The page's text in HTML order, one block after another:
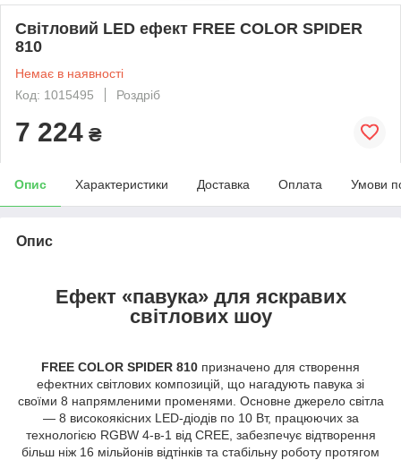
Світловий LED ефект FREE COLOR SPIDER
810
Немає в наявності
Код: 1015495
Роздріб
7 224 ₴
Опис Характеристики Доставка Оплата Умови
Опис
Ефект «павука» для яскравих
світлових шоу
FREE COLOR SPIDER 810 призначено для створення
ефектних світлових композицій, що нагадують павука зі
своїми 8 напрямленими променями. Основне джерело світла
— 8 високоякісних LED-діодів по 10 Вт, працюючих за
технологією RGBW 4-в-1 від CREE, забезпечує відтворення
більш ніж 16 мільйонів відтінків та стабільну роботу протягом